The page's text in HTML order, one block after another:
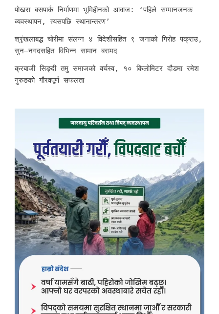
पोखरा बसपार्क निर्माणमा भूमिहीनको आवाज: ‘पहिले सम्मानजनक
व्यवस्थापन, त्यसपछि स्थानान्तरण’
श्रृंखलाबद्ध चोरीमा संलग्न ४ विदेशीसहित ९ जनाको गिरोह पक्राउ,
सुन–नगदसहित विभिन्न सामान बरामद
क्रबाजी सिङ्दी तमु समाजको वर्चस्व, १० किलोमिटर दौडमा रमेश
गुरुङको गौरवपूर्ण सफलता